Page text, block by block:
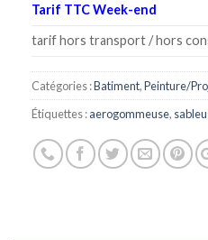
Tarif TTC Week-end
tarif hors transport / hors
Catégories :Batiment,Peinture/
Étiquettes :aerogommeuse,